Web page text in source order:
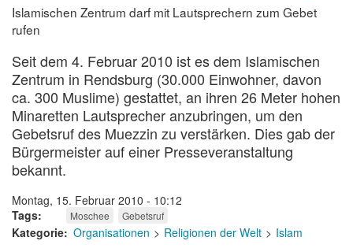
Islamischen Zentrum darf mit Lautsprechern zum Gebet
rufen
Seit dem 4. Februar 2010 ist es dem Islamischen
Zentrum in Rendsburg (30.000 Einwohner, davon
ca. 300 Muslime) gestattet, an ihren 26 Meter hohen
Minaretten Lautsprecher anzubringen, um den
Gebetsruf des Muezzin zu verstärken. Dies gab der
Bürgermeister auf einer Presseveranstaltung
bekannt.
Montag, 15. Februar 2010 - 10:12
Tags
Moschee Gebetsruf
Kategorie Organisationen Religionen der Welt Islam